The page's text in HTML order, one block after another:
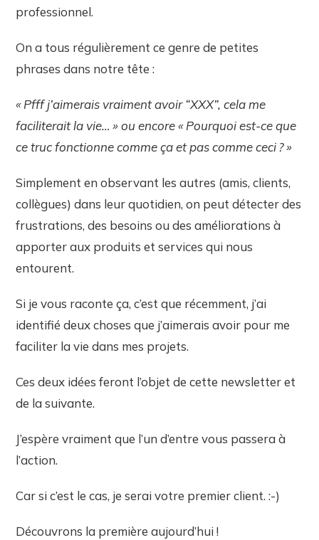
professionnel.
On a tous régulièrement ce genre de petites
phrases dans notre tête :
« Pfff j’aimerais vraiment avoir “XXX”, cela me
faciliterait la vie… » ou encore « Pourquoi est-ce que
ce truc fonctionne comme ça et pas comme ceci ? »
Simplement en observant les autres (amis, clients,
collègues) dans leur quotidien, on peut détecter des
frustrations, des besoins ou des améliorations à
apporter aux produits et services qui nous
entourent.
Si je vous raconte ça, c’est que récemment, j’ai
identifié deux choses que j’aimerais avoir pour me
faciliter la vie dans mes projets.
Ces deux idées feront l’objet de cette newsletter et
de la suivante.
J’espère vraiment que l’un d’entre vous passera à
l’action.
Car si c’est le cas, je serai votre premier client. :-)
Découvrons la première aujourd’hui !